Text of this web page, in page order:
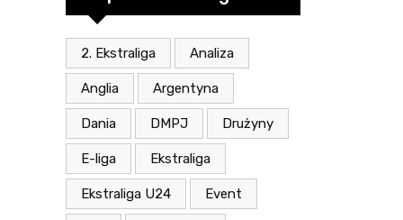
2. Ekstraliga Analiza
Anglia Argentyna
Dania DMPJ Drużyny
E-liga Ekstraliga
Ekstraliga U24 Event